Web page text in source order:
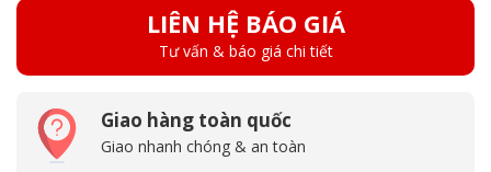
LIÊN HỆ BÁO GIÁ
Tư vấn & báo giá chi tiết
Giao hàng toàn quốc
Giao nhanh chóng & an toàn